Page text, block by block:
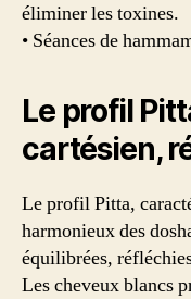
éliminer les toxines.
• Séances de
Le profil
cartésien,
Le profil Pitta,
harmonieux des
équilibrées,
Les cheveux blancs